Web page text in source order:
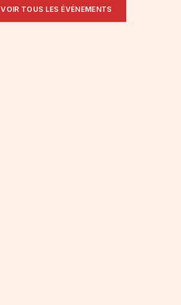
VOIR TOUS LES ÉVÉNEMENTS